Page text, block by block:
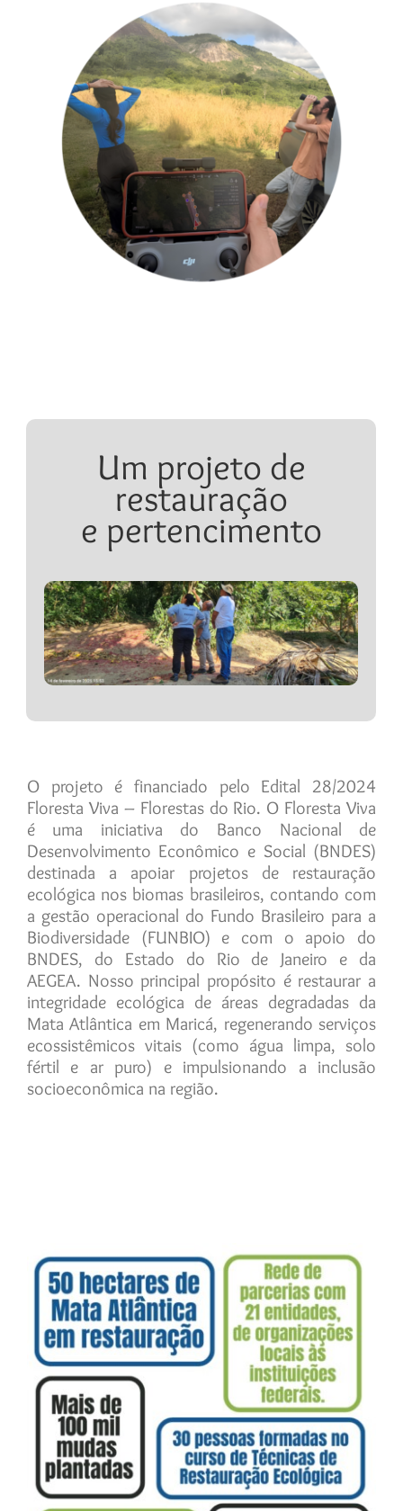
Um projeto de
restauração
e pertencimento
O projeto é financiado pelo Edital 28/2024
Floresta Viva – Florestas do Rio. O Floresta Viva
é uma iniciativa do Banco Nacional de
Desenvolvimento Econômico e Social (BNDES)
destinada a apoiar projetos de restauração
ecológica nos biomas brasileiros, contando com
a gestão operacional do Fundo Brasileiro para a
Biodiversidade (FUNBIO) e com o apoio do
BNDES, do Estado do Rio de Janeiro e da
AEGEA. Nosso principal propósito é restaurar a
integridade ecológica de áreas degradadas da
Mata Atlântica em Maricá, regenerando serviços
ecossistêmicos vitais (como água limpa, solo
fértil e ar puro) e impulsionando a inclusão
socioeconômica na região.